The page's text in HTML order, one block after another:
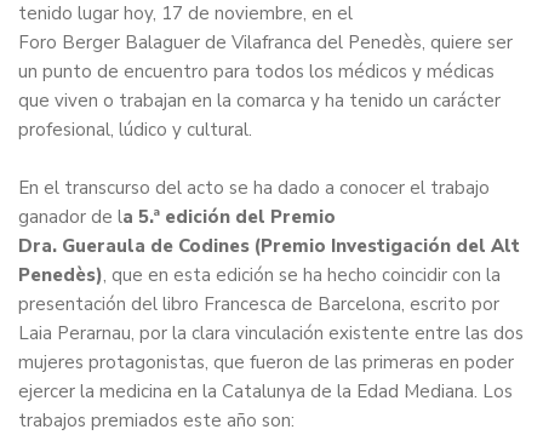
tenido lugar hoy, 17 de noviembre, en el
Foro Berger Balaguer de Vilafranca del Penedès, quiere ser
un punto de encuentro para todos los médicos y médicas
que viven o trabajan en la comarca y ha tenido un carácter
profesional, lúdico y cultural.
En el transcurso del acto se ha dado a conocer el trabajo
ganador de la 5.ª edición del Premio
Dra. Gueraula de Codines (Premio Investigación del Alt
Penedès), que en esta edición se ha hecho coincidir con la
presentación del libro Francesca de Barcelona, escrito por
Laia Perarnau, por la clara vinculación existente entre las dos
mujeres protagonistas, que fueron de las primeras en poder
ejercer la medicina en la Catalunya de la Edad Mediana. Los
trabajos premiados este año son: